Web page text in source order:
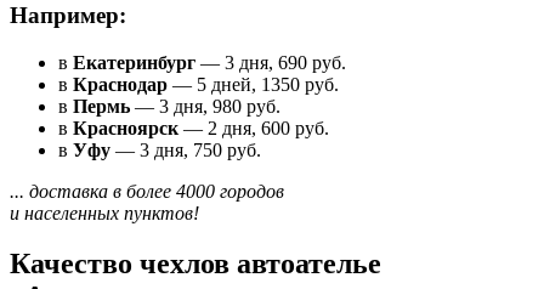
Например:
в Екатеринбург — 3 дня, 690 руб.
в Краснодар — 5 дней, 1350 руб.
в Пермь — 3 дня, 980 руб.
в Красноярск — 2 дня, 600 руб.
в Уфу — 3 дня, 750 руб.
... доставка в более 4000 городов
и населенных пунктов!
Качество чехлов автоателье